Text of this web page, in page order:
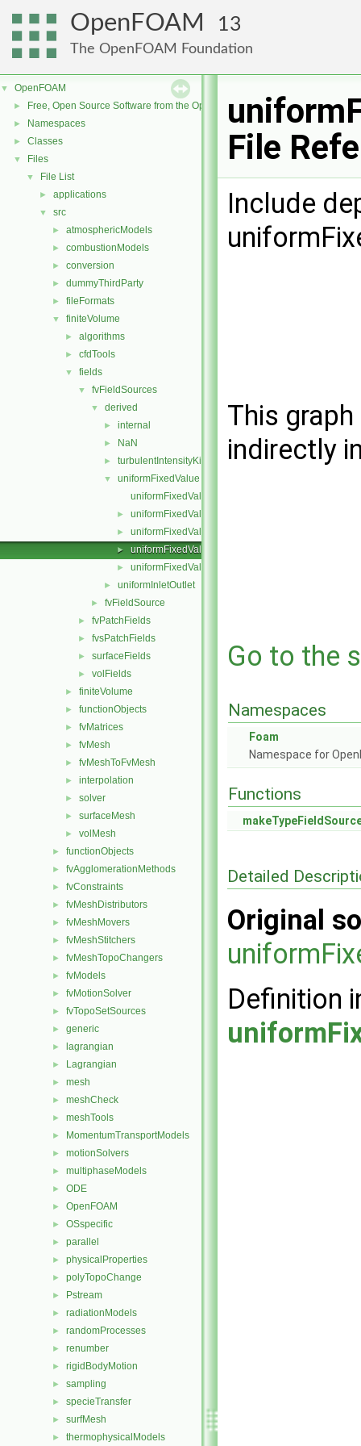
OpenFOAM 13
The OpenFOAM Foundation
▼ OpenFOAM
► Free, Open Source Software from the OpenFOAM Foundation
► Namespaces
► Classes
▼ Files
▼ File List
► applications
▼ src
► atmosphericModels
► combustionModels
► conversion
► dummyThirdParty
► fileFormats
▼ finiteVolume
► algorithms
► cfdTools
▼ fields
▼ fvFieldSources
▼ derived
► internal
► NaN
► turbulentIntensityKineticEnergy
▼
uniformFixedValue
uniformFixedValueFvFieldSource.C
► uniformFixedValueFvFieldSource.H
► uniformFixedValueFvFieldSources.C
► uniformFixedValueFvFieldSources.H
► uniformFixedValueFvFieldSourcesFwd.H
► uniformInletOutlet
► fvFieldSource
► fvPatchFields
► fvsPatchFields
► surfaceFields
► volFields
► finiteVolume
► functionObjects
► fvMatrices
► fvMesh
► fvMeshToFvMesh
► interpolation
► solver
► surfaceMesh
► volMesh
► functionObjects
► fvAgglomerationMethods
► fvConstraints
► fvMeshDistributors
► fvMeshMovers
► fvMeshStitchers
► fvMeshTopoChangers
► fvModels
► fvMotionSolver
► fvTopoSetSources
► generic
► lagrangian
► Lagrangian
► mesh
► meshCheck
► meshTools
► MomentumTransportModels
► motionSolvers
► multiphaseModels
► ODE
► OpenFOAM
► OSspecific
► parallel
► physicalProperties
► polyTopoChange
► Pstream
► radiationModels
► randomProcesses
► renumber
► rigidBodyMotion
► sampling
► specieTransfer
► surfMesh
► thermophysicalModels
File
Include
This
indirectly
Go to the
Namespaces
Foam
Namespace for
Functions
Detailed
Original
Definition